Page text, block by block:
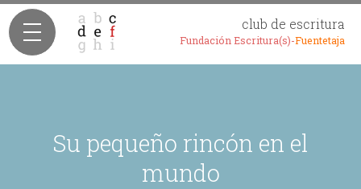
club de escritura
Fundación Escritura(s)-Fuentetaja
Su pequeño rincón en el
mundo